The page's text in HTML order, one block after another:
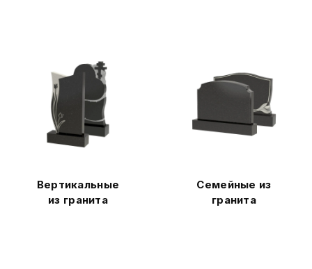
Вертикальные
из гранита
Семейные из
гранита